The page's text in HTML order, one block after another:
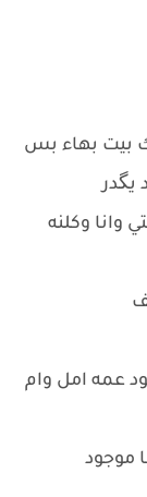
بيت بهاء بس
وانا وكلنه
عمه امل وام
موجود